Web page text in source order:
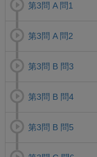
第3問 A 問1
第3問 A 問2
第3問 B 問3
第3問 B 問4
第3問 B 問5